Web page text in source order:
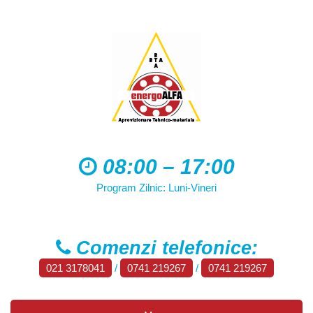
08:00 – 17:00
Program Zilnic: Luni-Vineri
Comenzi telefonice:
021 3178041 / 0741 219267 / 0741 219267